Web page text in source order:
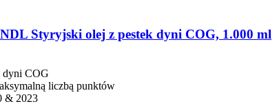
Styryjski olej z pestek dyni COG, 1.000 ml
dyni COG
liczbą punktów
& 2023